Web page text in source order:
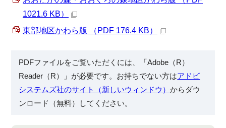
1021.6 KB）
東部地区かわら版 （PDF 176.4 KB）
PDFファイルをご覧いただくには、「Adobe（R）
Reader（R）」が必要です。お持ちでない方はアドビ
システムズ社のサイト（新しいウィンドウ）からダウ
ンロード（無料）してください。